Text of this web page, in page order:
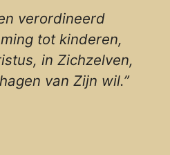
verordineerd
tot kinderen,
in Zichzelven,
van Zijn wil.”